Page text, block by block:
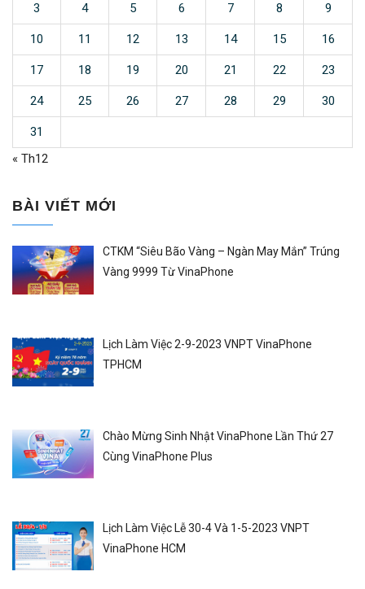
3 4 5 6 7 8 9
10 11 12 13 14 15 16
17 18 19 20 21 22 23
24 25 26 27 28 29 30
31
« Th12
BÀI VIẾT MỚI
CTKM “Siêu Bão Vàng – Ngàn May Mắn” Trúng
Vàng 9999 Từ VinaPhone
Lịch Làm Việc 2-9-2023 VNPT VinaPhone
TPHCM
Chào Mừng Sinh Nhật VinaPhone Lần Thứ 27
Cùng VinaPhone Plus
Lịch Làm Việc Lễ 30-4 Và 1-5-2023 VNPT
VinaPhone HCM